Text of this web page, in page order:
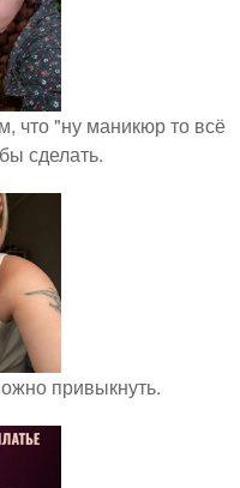
что "ну маникюр то всё
сделать.
привыкнуть.